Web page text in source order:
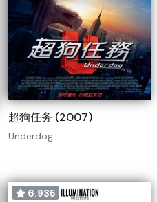
超狗任务 (2007)
Underdog
6.935